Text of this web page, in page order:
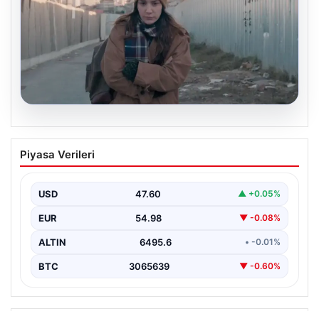
Türk sinemasında farklı bir imza: Ceylan
Özgün Özçelik’in en iyi filmleri
Piyasa Verileri
USD 47.60 ▲ +0.05%
EUR 54.98 ▼ -0.08%
ALTIN 6495.6 • -0.01%
BTC 3065639 ▼ -0.60%